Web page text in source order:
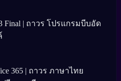
Final | ถาวร โปรแกรมบีบอัด
365 | ถาวร ภาษาไทย